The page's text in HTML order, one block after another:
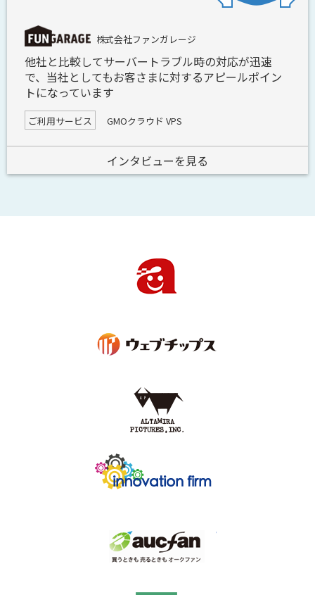
株式会社ファンガレージ
他社と比較してサーバートラブル時の対応が迅速
で、当社としてもお客さまに対するアピールポイン
トになっています
ご利用サービス GMOクラウド VPS
インタビューを見る
GMOクラウド ALTUS
GMOクラウド ALTUS
GMOクラウド ALTUS
GMOクラウド ALTUS